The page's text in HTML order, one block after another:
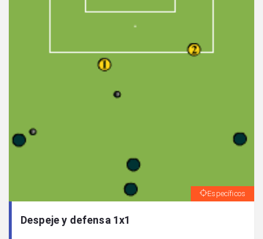
Específicos
Despeje y defensa 1x1